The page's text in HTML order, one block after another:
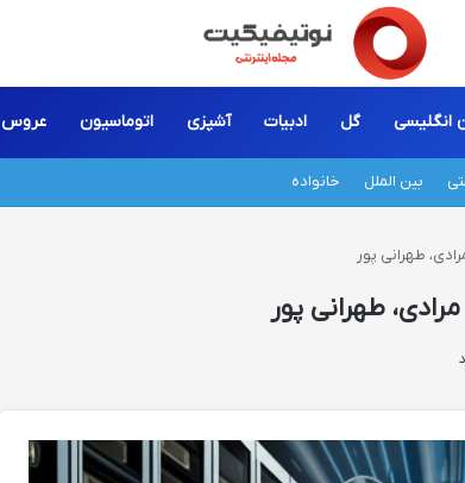
انگلیسی گل ادبیات آشپزی اتوماسیون عروس
بین الملل خانواده
طهرانی پور
طهرانی پور